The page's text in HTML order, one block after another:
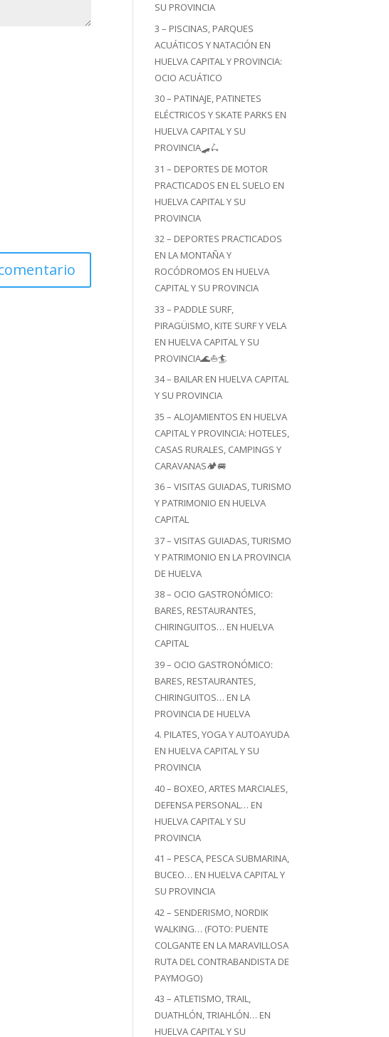
SU PROVINCIA
3 – PISCINAS, PARQUES
ACUÁTICOS Y NATACIÓN EN
HUELVA CAPITAL Y PROVINCIA:
OCIO ACUÁTICO
30 – PATINAJE, PATINETES
ELÉCTRICOS Y SKATE PARKS EN
HUELVA CAPITAL Y SU
PROVINCIA🛹🛴
31 – DEPORTES DE MOTOR
PRACTICADOS EN EL SUELO EN
HUELVA CAPITAL Y SU
PROVINCIA
32 – DEPORTES PRACTICADOS
EN LA MONTAÑA Y
ROCÓDROMOS EN HUELVA
CAPITAL Y SU PROVINCIA
33 – PADDLE SURF,
PIRAGÜISMO, KITE SURF Y VELA
EN HUELVA CAPITAL Y SU
PROVINCIA🌊⛵🏄
34 – BAILAR EN HUELVA CAPITAL
Y SU PROVINCIA
35 – ALOJAMIENTOS EN HUELVA
CAPITAL Y PROVINCIA: HOTELES,
CASAS RURALES, CAMPINGS Y
CARAVANAS🏕️🚐
36 – VISITAS GUIADAS, TURISMO
Y PATRIMONIO EN HUELVA
CAPITAL
37 – VISITAS GUIADAS, TURISMO
Y PATRIMONIO EN LA PROVINCIA
DE HUELVA
38 – OCIO GASTRONÓMICO:
BARES, RESTAURANTES,
CHIRINGUITOS… EN HUELVA
CAPITAL
39 – OCIO GASTRONÓMICO:
BARES, RESTAURANTES,
CHIRINGUITOS… EN LA
PROVINCIA DE HUELVA
4. PILATES, YOGA Y AUTOAYUDA
EN HUELVA CAPITAL Y SU
PROVINCIA
40 – BOXEO, ARTES MARCIALES,
DEFENSA PERSONAL… EN
HUELVA CAPITAL Y SU
PROVINCIA
41 – PESCA, PESCA SUBMARINA,
BUCEO… EN HUELVA CAPITAL Y
SU PROVINCIA
42 – SENDERISMO, NORDIK
WALKING… (FOTO: PUENTE
COLGANTE EN LA MARAVILLOSA
RUTA DEL CONTRABANDISTA DE
PAYMOGO)
43 – ATLETISMO, TRAIL,
DUATHLÓN, TRIAHLÓN… EN
HUELVA CAPITAL Y SU